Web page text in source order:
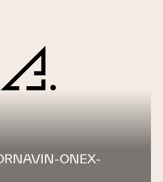
ONEX-